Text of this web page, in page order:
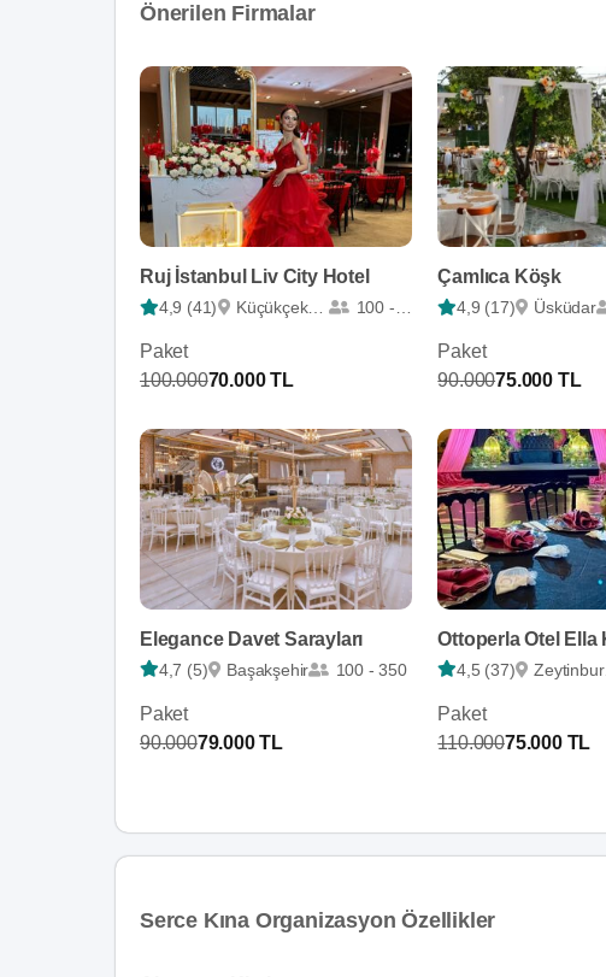
Önerilen Firmalar
Ruj İstanbul Liv City Hotel
4,9 (41) Küçükçekmece 100 - 250
Paket
100.00070.000 TL
Çamlıca Köşk
4,9 (17) Üsküdar
Paket
90.00075.000 TL
Elegance Davet Sarayları
4,7 (5) Başakşehir 100 - 350
Paket
90.00079.000 TL
4,5 (37) Zeytinburnu
Paket
110.00075.000 TL
Serce Kına Organizasyon Özellikler